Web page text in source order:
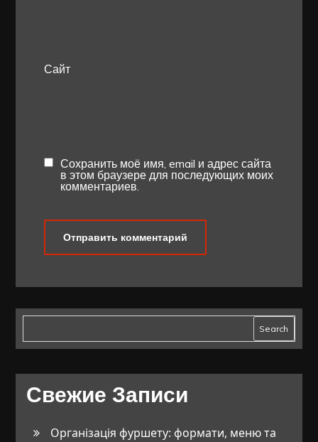
Сайт
Сохранить моё имя, email и адрес сайта
в этом браузере для последующих моих
комментариев.
Search
Свежие Записи
Організація фуршету: формати, меню та